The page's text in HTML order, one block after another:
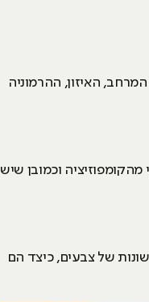
האיזון, ההרמוניה
וכמובן שיש
של צבעים, כיצד הם